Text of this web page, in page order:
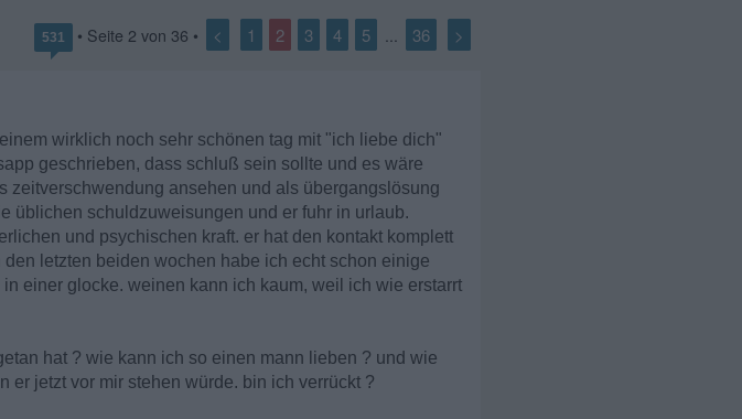
531 • Seite 2 von 36 • < 1 2 3 4 5 ... 36 >
wirklich noch sehr schönen tag mit "ich liebe dich"
geschrieben, dass schluß sein sollte und es wäre
ansehen und als übergangslösung
üblichen schuldzuweisungen und er fuhr in urlaub.
und psychischen kraft. er hat den kontakt komplett
letzten beiden wochen habe ich echt schon einige
einer glocke. weinen kann ich kaum, weil ich wie erstarrt
hat ? wie kann ich so einen mann lieben ? und wie
er jetzt vor mir stehen würde. bin ich verrückt ?